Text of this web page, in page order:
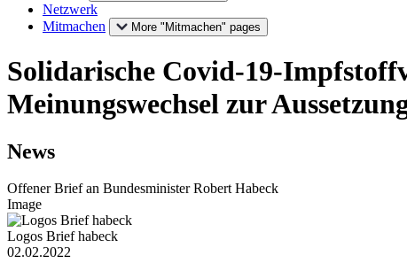
Netzwerk
Mitmachen
More "Mitmachen" pages
Solidarische Covid-19-
Meinungswechsel zur
News
Offener Brief an Bundesminister Robert Habeck
Image
Logos Brief habeck
02.02.2022